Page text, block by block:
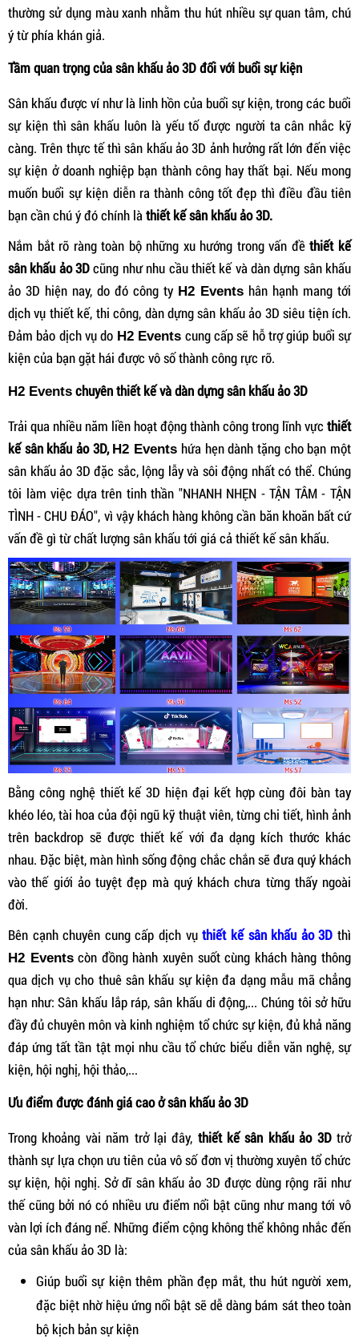
thường sử dụng màu xanh nhằm thu hút nhiều sự quan tâm, chú
ý từ phía khán giả.
Tầm quan trọng của sân khấu ảo 3D đối với buổi sự kiện
Sân khấu được ví như là linh hồn của buổi sự kiện, trong các buổi
sự kiện thì sân khấu luôn là yếu tố được người ta cân nhắc kỹ
càng. Trên thực tế thì sân khấu ảo 3D ảnh hưởng rất lớn đến việc
sự kiện ở doanh nghiệp bạn thành công hay thất bại. Nếu mong
muốn buổi sự kiện diễn ra thành công tốt đẹp thì điều đầu tiên
bạn cần chú ý đó chính làthiết kế sân khấu ảo 3D.
Nắm bắt rõ ràng toàn bộ những xu hướng trong vấn đềthiết kế
sân khấu ảo 3Dcũng như nhu cầu thiết kế và dàn dựng sân khấu
ảo 3D hiện nay, do đó công ty H2 Events hân hạnh mang tới
dịch vụ thiết kế, thi công, dàn dựng sân khấu ảo 3D siêu tiện ích.
Đảm bảo dịch vụ do H2 Events cung cấp sẽ hỗ trợ giúp buổi sự
kiện của bạn gặt hái được vô số thành công rực rỡ.
H2 Events chuyên thiết kế và dàn dựng sân khấu ảo 3D
Trải qua nhiều năm liền hoạt động thành công trong lĩnh vực thiết
kế sân khấu ảo 3D, H2 Events hứa hẹn dành tặng cho bạn một
sân khấu ảo 3D đặc sắc, lộng lẫy và sôi động nhất có thể. Chúng
tôi làm việc dựa trên tinh thần "NHANH NHẸN - TẬN TÂM - TẬN
TÌNH - CHU ĐÁO", vì vậy khách hàng không cần băn khoăn bất cứ
vấn đề gì từ chất lượng sân khấu tới giá cả thiết kế sân khấu.
Bằng công nghệ thiết kế 3D hiện đại kết hợp cùng đôi bàn tay
khéo léo, tài hoa của đội ngũ kỹ thuật viên, từng chi tiết, hình ảnh
trên backdrop sẽ được thiết kế với đa dạng kích thước khác
nhau. Đặc biệt, màn hình sống động chắc chắn sẽ đưa quý khách
vào thế giới ảo tuyệt đẹp mà quý khách chưa từng thấy ngoài
đời.
Bên cạnh chuyên cung cấp dịch vụthiết kế sân khấu ảo 3D thì
H2 Eventscòn đồng hành xuyên suốt cùng khách hàng thông
qua dịch vụ cho thuê sân khấu sự kiện đa dạng mẫu mã chẳng
hạn như: Sân khấu lắp ráp, sân khấu di động,... Chúng tôi sở hữu
đầy đủ chuyên môn và kinh nghiệm tổ chức sự kiện, đủ khả năng
đáp ứng tất tần tật mọi nhu cầu tổ chức biểu diễn văn nghệ, sự
kiện, hội nghị, hội thảo,...
Ưu điểm được đánh giá cao ở sân khấu ảo 3D
Trong khoảng vài năm trở lại đây, thiết kế sân khấu ảo 3Dtrở
thành sự lựa chọn ưu tiên của vô số đơn vị thường xuyên tổ chức
sự kiện, hội nghị. Sở dĩ sân khấu ảo 3D được dùng rộng rãi như
thế cũng bởi nó có nhiều ưu điểm nổi bật cũng như mang tới vô
vàn lợi ích đáng nể. Những điểm cộng không thể không nhắc đến
của sân khấu ảo 3D là:
Giúp buổi sự kiện thêm phần đẹp mắt, thu hút người xem,
đặc biệt nhờ hiệu ứng nổi bật sẽ dễ dàng bám sát theo toàn
bộ kịch bản sự kiện